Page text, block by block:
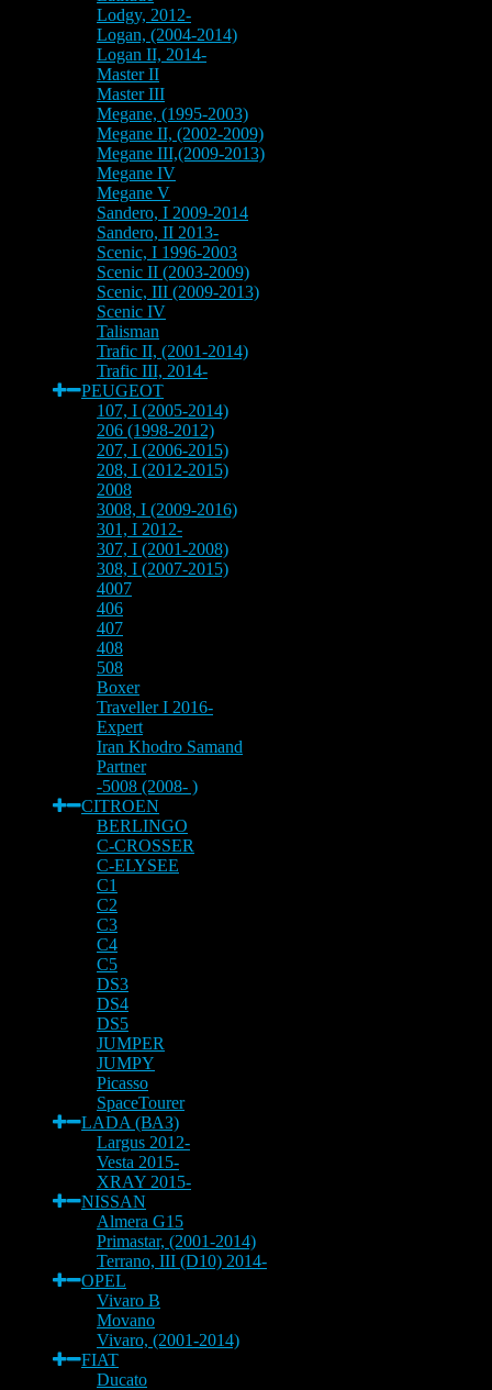
Lodgy, 2012-
Logan, (2004-2014)
Logan II, 2014-
Master II
Master III
Megane, (1995-2003)
Megane II, (2002-2009)
Megane III,(2009-2013)
Megane IV
Megane V
Sandero, I 2009-2014
Sandero, II 2013-
Scenic, I 1996-2003
Scenic II (2003-2009)
Scenic, III (2009-2013)
Scenic IV
Talisman
Trafic II, (2001-2014)
Trafic III, 2014-
PEUGEOT
107, I (2005-2014)
206 (1998-2012)
207, I (2006-2015)
208, I (2012-2015)
2008
3008, I (2009-2016)
301, I 2012-
307, I (2001-2008)
308, I (2007-2015)
4007
406
407
408
508
Boxer
Traveller I 2016-
Expert
Iran Khodro Samand
Partner
-5008 (2008- )
CITROEN
BERLINGO
C-CROSSER
C-ELYSEE
C1
C2
C3
C4
C5
DS3
DS4
DS5
JUMPER
JUMPY
Picasso
SpaceTourer
LADA (ВАЗ)
Largus 2012-
Vesta 2015-
XRAY 2015-
NISSAN
Almera G15
Primastar, (2001-2014)
Terrano, III (D10) 2014-
OPEL
Vivaro B
Movano
Vivaro, (2001-2014)
FIAT
Ducato